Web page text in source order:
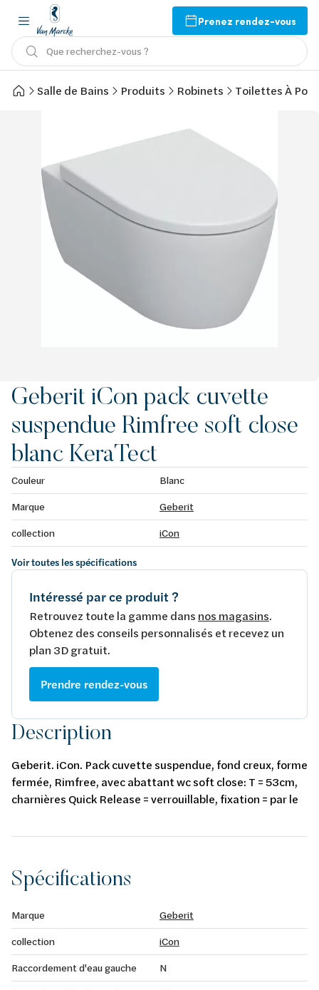
Prenez rendez-vous
Que recherchez-vous ?
Salle de Bains Produits Robinets Toilettes À
Geberit iCon pack cuvette
suspendue Rimfree soft close
blanc KeraTect
Couleur
Blanc
Marque
Geberit
collection
iCon
Voir toutes les spécifications
Intéressé par ce produit ?
Retrouvez toute la gamme dans nos magasins.
Obtenez des conseils personnalisés et recevez un
plan 3D gratuit.
Prendre rendez-vous
Description
Geberit. iCon. Pack cuvette suspendue, fond creux, forme
fermée, Rimfree, avec abattant wc soft close: T = 53cm,
charnières Quick Release = verrouillable, fixation = par le
Spécifications
Marque
Geberit
collection
iCon
Raccordement d'eau gauche
N